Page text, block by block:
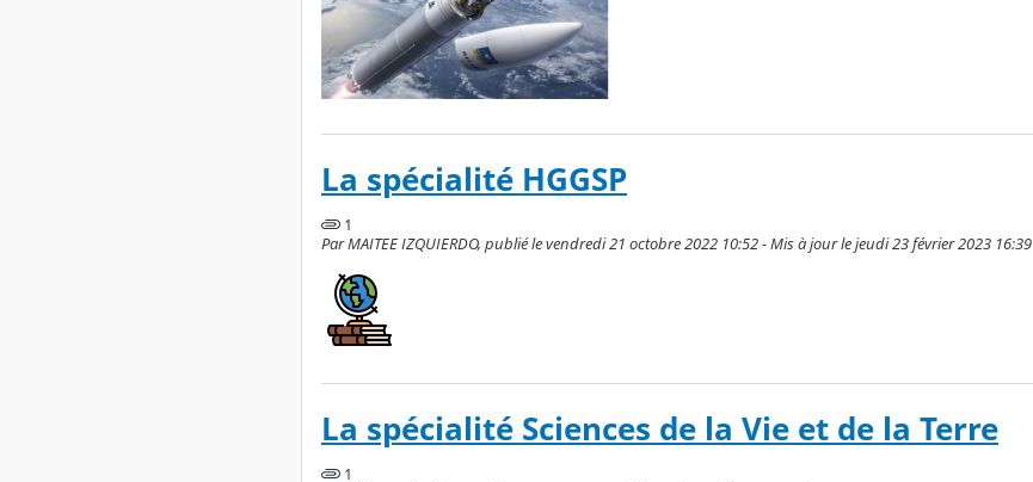
La spécialité HGGSP
1
Par MAITEE IZQUIERDO, publié le vendredi 21 octobre 2022 10:52 - Mis à jour le jeudi 23 février 2023 16:39
La spécialité Sciences de la Vie et de la Terre
1